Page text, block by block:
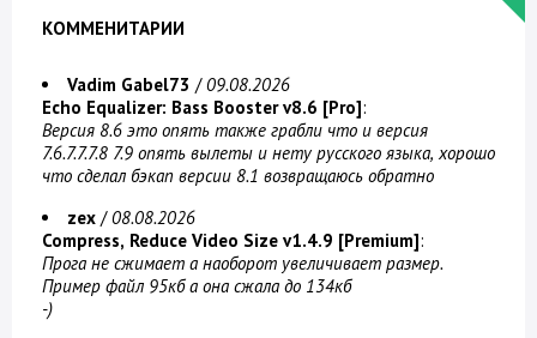
КОММЕНИТАРИИ
Vadim Gabel73 /09.08.2026
Echo Equalizer: Bass Booster v8.6 [Pro]:
Версия 8.6 это опять также грабли что и версия
7.6.7.7.7.8 7.9 опять вылеты и нету русского языка, хорошо
что сделал бэкап версии 8.1 возвращаюсь обратно
zex /08.08.2026
Compress, Reduce Video Size v1.4.9 [Premium]:
Прога не сжимает а наоборот увеличивает размер.
Пример файл 95кб а она сжала до 134кб
-)